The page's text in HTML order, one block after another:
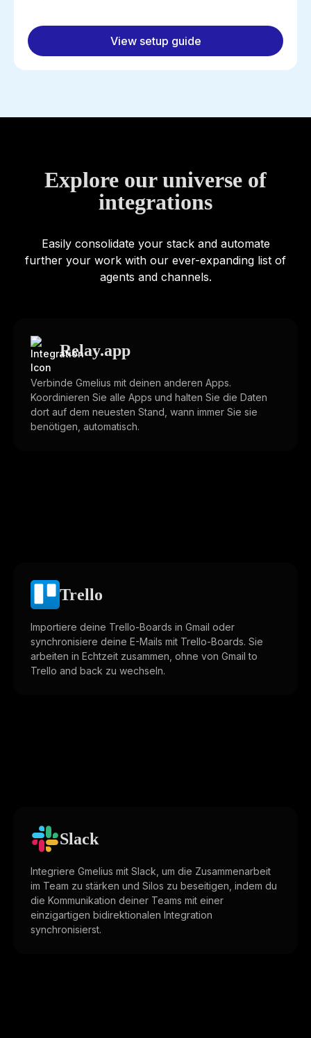
View setup guide
Explore our universe of
integrations
Easily consolidate your stack and automate
further your work with our ever-expanding list of
agents and channels.
Relay.app
Verbinde Gmelius mit deinen anderen Apps.
Koordinieren Sie alle Apps und halten Sie die Daten
dort auf dem neuesten Stand, wann immer Sie sie
benötigen, automatisch.
Trello
Importiere deine Trello-Boards in Gmail oder
synchronisiere deine E-Mails mit Trello-Boards. Sie
arbeiten in Echtzeit zusammen, ohne von Gmail to
Trello and back zu wechseln.
Slack
Integriere Gmelius mit Slack, um die Zusammenarbeit
im Team zu stärken und Silos zu beseitigen, indem du
die Kommunikation deiner Teams mit einer
einzigartigen bidirektionalen Integration
synchronisierst.